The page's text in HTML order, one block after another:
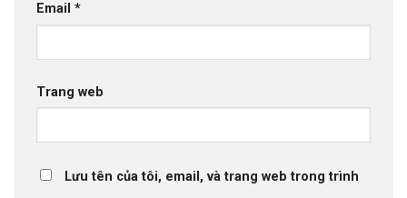
Email *
Trang web
Lưu tên của tôi, email, và trang web trong trình